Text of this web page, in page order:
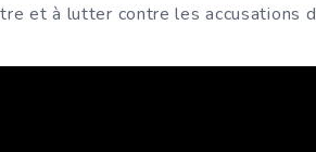
et à lutter contre les accusations